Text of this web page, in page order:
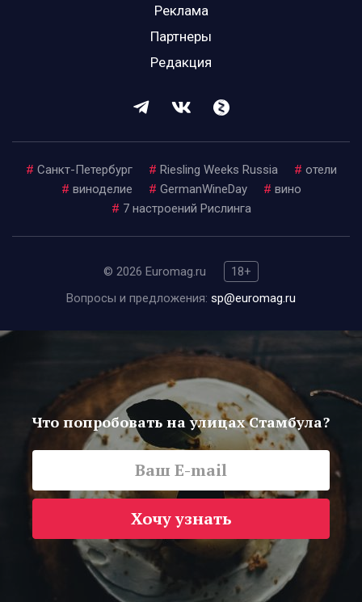
Реклама
Партнеры
Редакция
# Санкт-Петербург # Riesling Weeks Russia # отели
# виноделие # GermanWineDay # вино
# 7 настроений Рислинга
© 2026 Euromag.ru
18+
Вопросы и предложения: sp@euromag.ru
Что попробовать на улицах Стамбула?
Хочу узнать